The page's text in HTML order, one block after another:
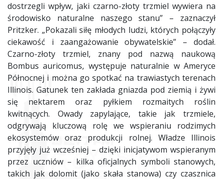
dostrzegli wpływ, jaki czarno-złoty trzmiel wywiera na
środowisko naturalne naszego stanu” – zaznaczył
Pritzker. „Pokazali siłę młodych ludzi, których połączyły
ciekawość i zaangażowanie obywatelskie” – dodał.
Czarno-złoty trzmiel, znany pod nazwą naukową
Bombus auricomus, występuje naturalnie w Ameryce
Północnej i można go spotkać na trawiastych terenach
Illinois. Gatunek ten zakłada gniazda pod ziemią i żywi
się nektarem oraz pyłkiem rozmaitych roślin
kwitnących. Owady zapylające, takie jak trzmiele,
odgrywają kluczową rolę we wspieraniu rodzimych
ekosystemów oraz produkcji rolnej. Władze Illinois
przyjęły już wcześniej – dzięki inicjatywom wspieranym
przez uczniów – kilka oficjalnych symboli stanowych,
takich jak dolomit (jako skała stanowa) czy czasznica